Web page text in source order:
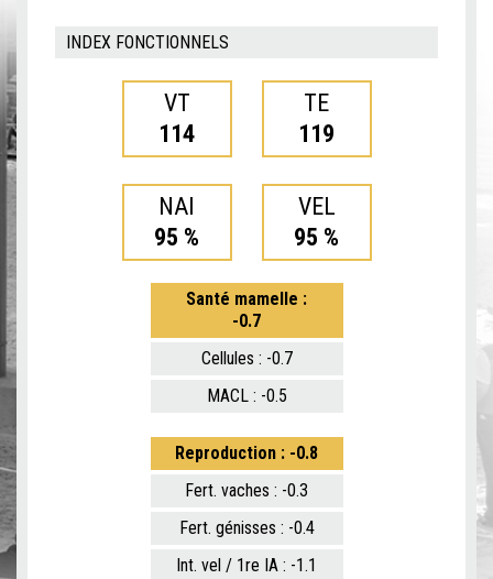
INDEX FONCTIONNELS
VT
114
TE
119
NAI
95 %
VEL
95 %
Santé mamelle :
-0.7
Cellules : -0.7
MACL : -0.5
Reproduction : -0.8
Fert. vaches : -0.3
Fert. génisses : -0.4
Int. vel / 1re IA : -1.1